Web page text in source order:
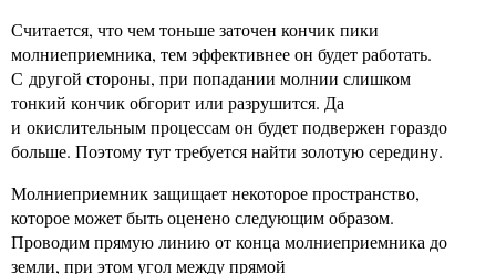
Считается, что чем тоньше заточен кончик пики
молниеприемника, тем эффективнее он будет работать.
С другой стороны, при попадании молнии слишком
тонкий кончик обгорит или разрушится. Да
и окислительным процессам он будет подвержен гораздо
больше. Поэтому тут требуется найти золотую середину.
Молниеприемник защищает некоторое пространство,
которое может быть оценено следующим образом.
Проводим прямую линию от конца молниеприемника до
земли, при этом угол между прямой